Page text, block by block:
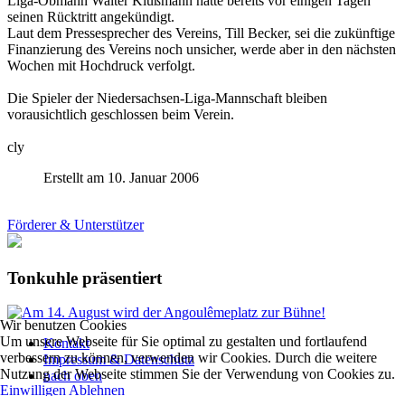
seinen Rücktritt angekündigt.
Laut dem Pressesprecher des Vereins, Till Becker, sei die zukünftige
Finanzierung des Vereins noch unsicher, werde aber in den nächsten
Wochen mit Hochdruck verfolgt.
Die Spieler der Niedersachsen-Liga-Mannschaft bleiben
vorausichtlich geschlossen beim Verein.
cly
Erstellt am 10. Januar 2006
Förderer & Unterstützer
Tonkuhle präsentiert
Kontakt
Impressum & Datenschutz
nach oben
Wir benutzen Cookies
Um unsere Webseite für Sie optimal zu gestalten und fortlaufend
verbessern zu können, verwenden wir Cookies. Durch die weitere
Nutzung der Webseite stimmen Sie der Verwendung von Cookies zu.
Einwilligen Ablehnen